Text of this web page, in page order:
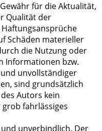
für die Aktualität,
Qualität der
Schäden materieller
die Nutzung oder
Informationen bzw.
unvollständiger
sind grundsätzlich
Autors kein
fahrlässiges
unverbindlich. Der